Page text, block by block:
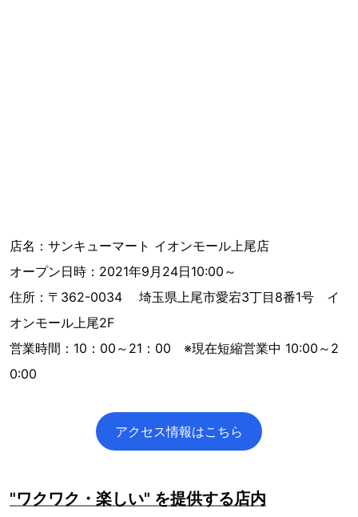
店名：サンキューマート イオンモール上尾店
オープン日時：2021年9月24日10:00～
住所：〒362-0034 埼玉県上尾市愛宕3丁目8番1号 イ
オンモール上尾2F
営業時間：10：00～21：00 ※現在短縮営業中 10:00～2
0:00
アクセス情報はこちら
"ワクワク・楽しい" を提供する店内